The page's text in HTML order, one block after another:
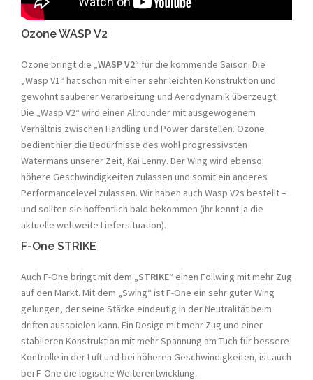
Ozone WASP V2
Ozone bringt die „WASP V2“ für die kommende Saison. Die
„Wasp V1“ hat schon mit einer sehr leichten Konstruktion und
gewohnt sauberer Verarbeitung und Aerodynamik überzeugt.
Die „Wasp V2“ wird einen Allrounder mit ausgewogenem
Verhältnis zwischen Handling und Power darstellen. Ozone
bedient hier die Bedürfnisse des wohl progressivsten
Watermans unserer Zeit, Kai Lenny. Der Wing wird ebenso
höhere Geschwindigkeiten zulassen und somit ein anderes
Performancelevel zulassen. Wir haben auch Wasp V2s bestellt –
und sollten sie hoffentlich bald bekommen (ihr kennt ja die
aktuelle weltweite Liefersituation).
F-One STRIKE
Auch F-One bringt mit dem „STRIKE“ einen Foilwing mit mehr Zug
auf den Markt. Mit dem „Swing“ ist F-One ein sehr guter Wing
gelungen, der seine Stärke eindeutig in der Neutralität beim
driften ausspielen kann. Ein Design mit mehr Zug und einer
stabileren Konstruktion mit mehr Spannung am Tuch für bessere
Kontrolle in der Luft und bei höheren Geschwindigkeiten, ist auch
bei F-One die logische Weiterentwicklung.